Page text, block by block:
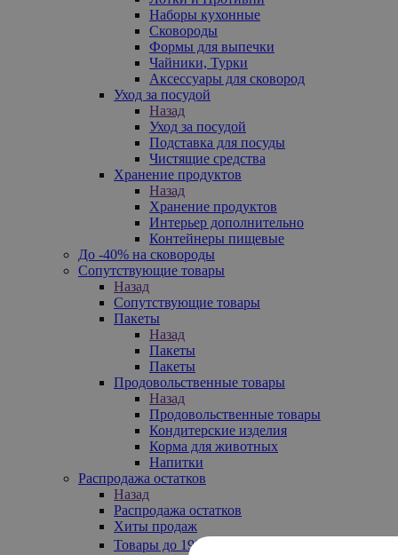
Наборы кухонные
Сковороды
Формы для выпечки
Чайники, Турки
Аксессуары для сковород
Уход за посудой
Назад
Уход за посудой
Подставка для посуды
Чистящие средства
Хранение продуктов
Назад
Хранение продуктов
Интерьер дополнительно
Контейнеры пищевые
До -40% на сковороды
Сопутствующие товары
Назад
Сопутствующие товары
Пакеты
Назад
Пакеты
Пакеты
Продовольственные товары
Назад
Продовольственные товары
Кондитерские изделия
Корма для животных
Напитки
Распродажа остатков
Назад
Распродажа остатков
Хиты продаж
Товары до 199₽